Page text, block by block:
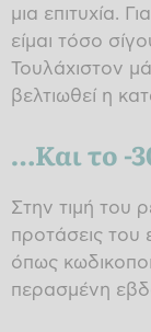
μια επιτυχία.
είμαι τόσο
Τουλάχιστον
βελτιωθεί η
…Και το -
Στην τιμή του
προτάσεις του
όπως
περασμένη